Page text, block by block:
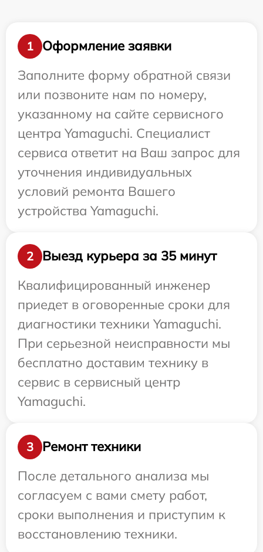
1
Оформление заявки
Заполните форму обратной связи
или позвоните нам по номеру,
указанному на сайте сервисного
центра Yamaguchi. Специалист
сервиса ответит на Ваш запрос для
уточнения индивидуальных
условий ремонта Вашего
устройства Yamaguchi.
2
Выезд курьера за 35 минут
Квалифицированный инженер
приедет в оговоренные сроки для
диагностики техники Yamaguchi.
При серьезной неисправности мы
бесплатно доставим технику в
сервис в сервисный центр
Yamaguchi.
3
Ремонт техники
После детального анализа мы
согласуем с вами смету работ,
сроки выполнения и приступим к
восстановлению техники.